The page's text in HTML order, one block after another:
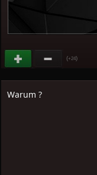
(+24)
Warum ?